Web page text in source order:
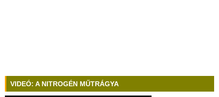
VIDEÓ: A NITROGÉN MŰTRÁGYA